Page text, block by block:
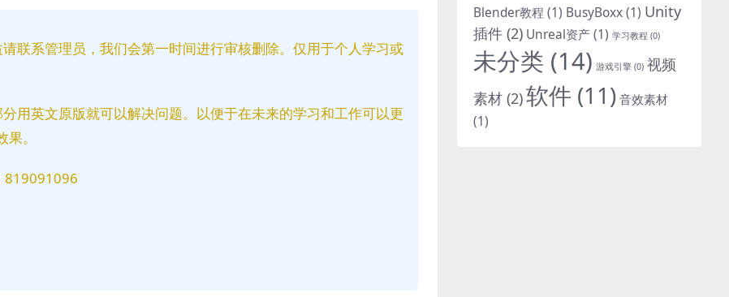
联系管理员，我们会第一时间进行审核删除。仅用于个人学习或
用英文原版就可以解决问题。以便于在未来的学习和工作可以更
。
819091096
Blender教程 (1) BusyBoxx(1) Unity
插件 (2) Unreal资产(1) 学习教程 (0)
未分类 (14) 游戏引擎 (0) 视频
素材 (2)软件 (11)音效素材
(1)